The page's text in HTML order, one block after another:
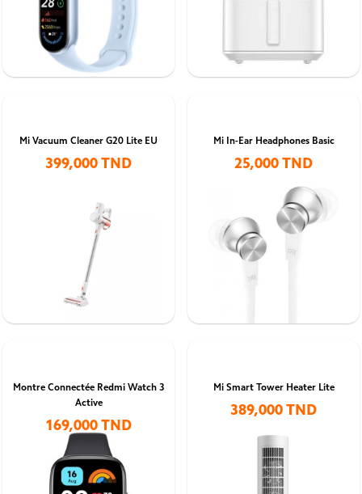
Mi Vacuum Cleaner G20 Lite EU
399,000 TND
Mi In-Ear Headphones Basic
25,000 TND
Montre Connectée Redmi Watch 3
Active
169,000 TND
Mi Smart Tower Heater Lite
389,000 TND